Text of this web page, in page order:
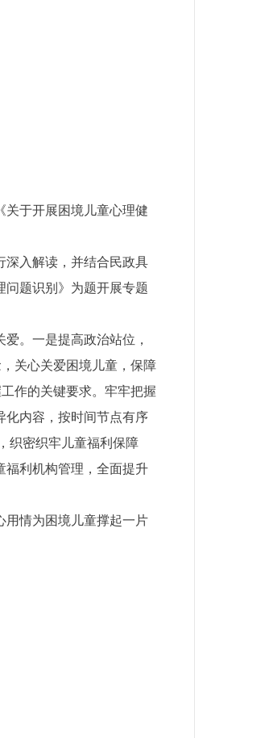
关于开展困境儿童心理健
深入解读，并结合民政具
问题识别》为题开展专题
。一是提高政治站位，
关心关爱困境儿童，保障
作的关键要求。牢牢把握
化内容，按时间节点有序
织密织牢儿童福利保障
福利机构管理，全面提升
用情为困境儿童撑起一片